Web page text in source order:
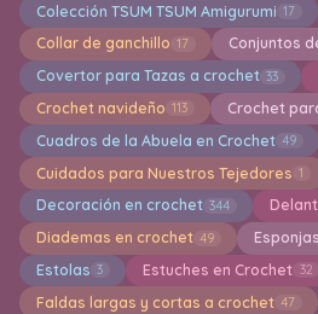
Colección TSUM TSUM Amigurumi 17
Collar de ganchillo 17 Conjuntos
Covertor para Tazas a crochet 33
Crochet navideño 113 Crochet
Cuadros de la Abuela en Crochet 49
Cuidados para Nuestros Tejedores 1
Decoración en crochet 344
Diademas en crochet 49
Estolas 3 Estuches en Crochet 32
Faldas largas y cortas a crochet 47